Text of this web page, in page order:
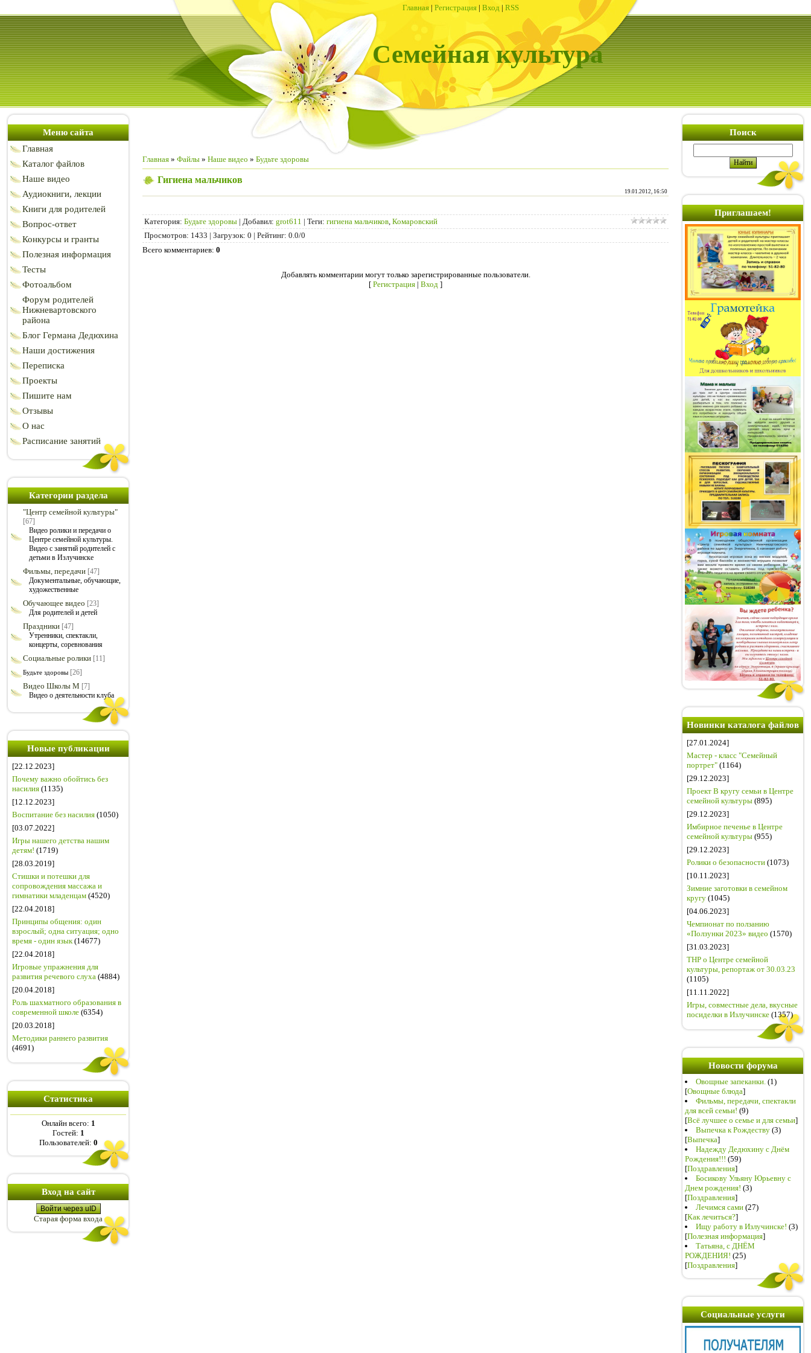
Главная | Регистрация | Вход | RSS
Семейная культура
Меню сайта
Главная
Каталог файлов
Наше видео
Аудиокниги, лекции
Книги для родителей
Вопрос-ответ
Конкурсы и гранты
Полезная информация
Тесты
Фотоальбом
Форум родителей
Нижневартовского
района
Блог Германа Дедюхина
Наши достижения
Переписка
Проекты
Пишите нам
Отзывы
О нас
Расписание занятий
Категории раздела
"Центр семейной культуры"
[67]
Видео ролики и передачи о
Центре семейной культуры.
Видео с занятий родителей с
детьми в Излучинске
Фильмы, передачи [47]
Документальные, обучающие,
художественные
Обучающее видео [23]
Для родителей и детей
Праздники [47]
Утренники, спектакли,
концерты, соревнования
Социальные ролики [11]
Будьте здоровы [26]
Видео Школы М [7]
Видео о деятельности клуба
Новые публикации
[22.12.2023]
Почему важно обойтись без
насилия (1135)
[12.12.2023]
Воспитание без насилия (1050)
[03.07.2022]
Игры нашего детства нашим
детям! (1719)
[28.03.2019]
Стишки и потешки для
сопровождения массажа и
гимнатики младенцам (4520)
[22.04.2018]
Принципы общения: один
взрослый; одна ситуация; одно
время - один язык(14677)
[22.04.2018]
Игровые упражнения для
развития речевого слуха (4884)
[20.04.2018]
Роль шахматного образования в
современной школе (6354)
[20.03.2018]
Методики раннего развития
(4691)
Статистика
Онлайн всего: 1
Гостей: 1
Пользователей: 0
Вход на сайт
Войти через uID
Старая форма входа
Главная » Файлы » Наше видео » Будьте здоровы
Гигиена мальчиков
19.01.2012, 16:50
Категория: Будьте здоровы | Добавил: grot611 | Теги: гигиена мальчиков, Комаровский
Просмотров: 1433 | Загрузок: 0 | Рейтинг: 0.0/0
Всего комментариев: 0
Добавлять комментарии могут только зарегистрированные пользователи.
[ Регистрация | Вход ]
Поиск
Приглашаем!
Новинки каталога файлов
[27.01.2024]
Мастер - класс "Семейный
портрет" (1164)
[29.12.2023]
Проект В кругу семьи в Центре
семейной культуры (895)
[29.12.2023]
Имбирное печенье в Центре
семейной культуры (955)
[29.12.2023]
Ролики о безопасности (1073)
[10.11.2023]
Зимние заготовки в семейном
кругу (1045)
[04.06.2023]
Чемпионат по ползанию
«Ползунки 2023» видео (1570)
[31.03.2023]
ТНР о Центре семейной
культуры, репортаж от 30.03.23
(1105)
[11.11.2022]
Игры, совместные дела, вкусные
посиделки в Излучинске (1357)
Новости форума
Овощные запеканки. (1)
[Овощные блюда]
Фильмы, передачи, спектакли
для всей семьи! (9)
[Всё лучшее о семье и для семьи]
Выпечка к Рождеству (3)
[Выпечка]
Надежду Дедюхину с Днём
Рождения!!! (59)
[Поздравления]
Босикову Ульяну Юрьевну с
Днем рождения! (3)
[Поздравления]
Лечимся сами (27)
[Как лечиться?]
Ищу работу в Излучинске! (3)
[Полезная информация]
Татьяна, с ДНЁМ
РОЖДЕНИЯ! (25)
[Поздравления]
Социальные услуги